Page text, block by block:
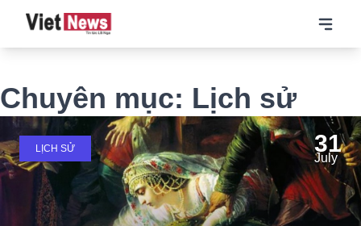
Chuyên mục: Lịch sử
LỊCH SỬ 31
July